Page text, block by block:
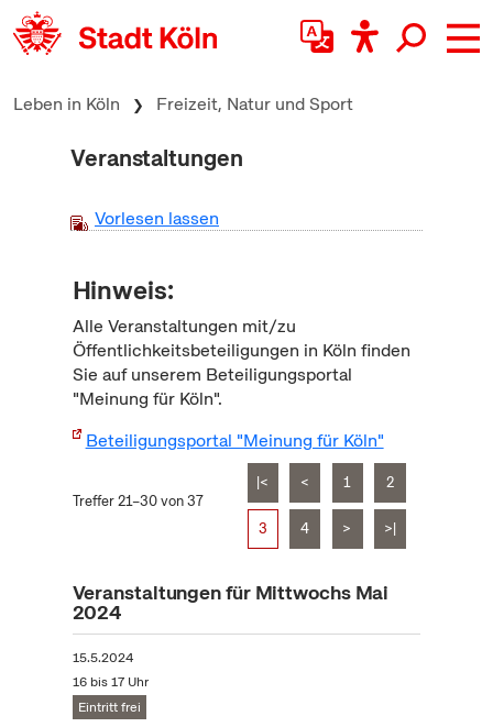
zum Inhalt springen
Leben in Köln Freizeit, Natur und Sport
Veranstaltungen
Vorlesen lassen
Hinweis:
Alle Veranstaltungen mit/zu
Öffentlichkeitsbeteiligungen in Köln finden
Sie auf unserem Beteiligungsportal
"Meinung für Köln".
Beteiligungsportal "Meinung für Köln"
Treffer 21–30 von 37
|< < 1 2
3 4 > >|
Veranstaltungen für Mittwochs Mai
2024
15.5.2024
16 bis 17 Uhr
Eintritt frei